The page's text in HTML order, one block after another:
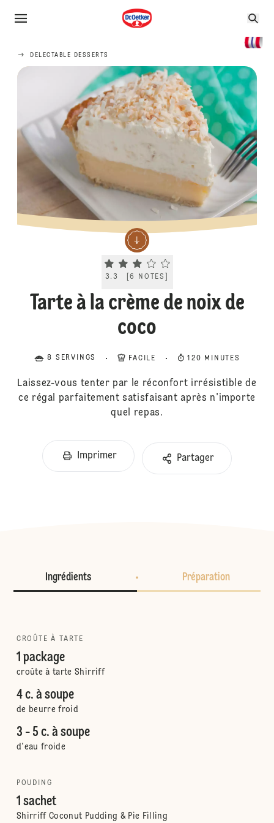
DELECTABLE DESSERTS
Current rating 3.3. Click to rate.
3.3 [6 NOTES
Tarte à la crème de noix de
coco
8 SERVINGS FACILE 120 MINUTES
Laissez-vous tenter par le réconfort irrésistible de
ce régal parfaitement satisfaisant après n'importe
quel repas.
Imprimer Partager
Ingrédients Préparation
CROÛTE À TARTE
1 package
croûte à tarte Shirriff
4 c. à soupe
de beurre froid
3 - 5 c. à soupe
d'eau froide
POUDING
1 sachet
Shirriff Coconut Pudding & Pie Filling